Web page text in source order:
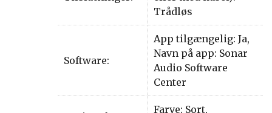
Trådløs
Software:
App tilgængelig: Ja,
Navn på app: Sonar
Audio Software
Center
Farve: Sort,